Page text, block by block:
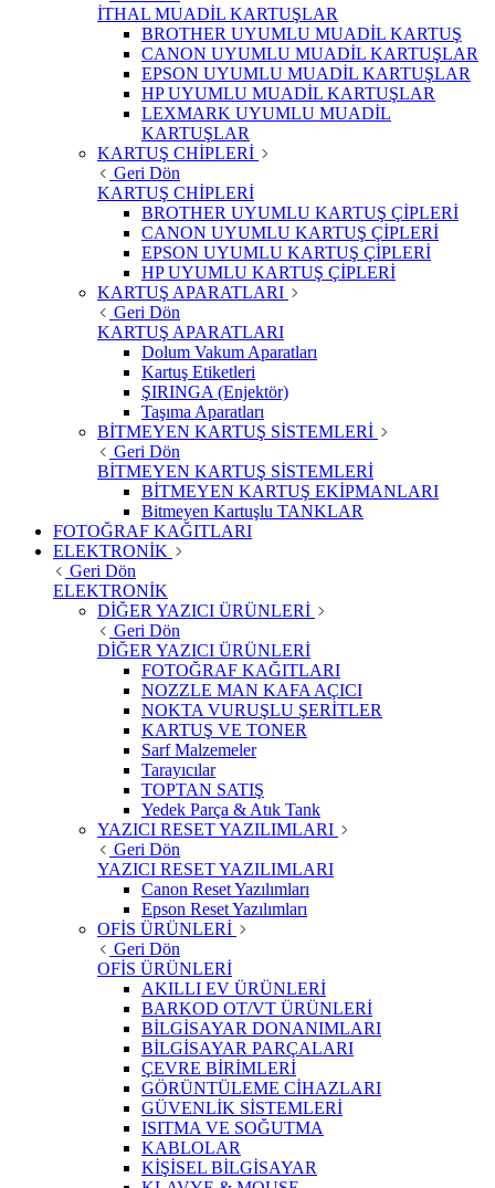
İTHAL MUADİL KARTUŞLAR
BROTHER UYUMLU MUADİL KARTUŞ
CANON UYUMLU MUADİL KARTUŞLAR
EPSON UYUMLU MUADİL KARTUŞLAR
HP UYUMLU MUADİL KARTUŞLAR
LEXMARK UYUMLU MUADİL
KARTUŞLAR
KARTUŞ CHİPLERİ
Geri Dön
KARTUŞ CHİPLERİ
BROTHER UYUMLU KARTUŞ ÇİPLERİ
CANON UYUMLU KARTUŞ ÇİPLERİ
EPSON UYUMLU KARTUŞ ÇİPLERİ
HP UYUMLU KARTUŞ ÇİPLERİ
KARTUŞ APARATLARI
Geri Dön
KARTUŞ APARATLARI
Dolum Vakum Aparatları
Kartuş Etiketleri
ŞIRINGA (Enjektör)
Taşıma Aparatları
BİTMEYEN KARTUŞ SİSTEMLERİ
Geri Dön
BİTMEYEN KARTUŞ SİSTEMLERİ
BİTMEYEN KARTUŞ EKİPMANLARI
Bitmeyen Kartuşlu TANKLAR
FOTOĞRAF KAĞITLARI
ELEKTRONİK
Geri Dön
ELEKTRONİK
DİĞER YAZICI ÜRÜNLERİ
Geri Dön
DİĞER YAZICI ÜRÜNLERİ
FOTOĞRAF KAĞITLARI
NOZZLE MAN KAFA AÇICI
NOKTA VURUŞLU ŞERİTLER
KARTUŞ VE TONER
Sarf Malzemeler
Tarayıcılar
TOPTAN SATIŞ
Yedek Parça & Atık Tank
YAZICI RESET YAZILIMLARI
Geri Dön
YAZICI RESET YAZILIMLARI
Canon Reset Yazılımları
Epson Reset Yazılımları
OFİS ÜRÜNLERİ
Geri Dön
OFİS ÜRÜNLERİ
AKILLI EV ÜRÜNLERİ
BARKOD OT/VT ÜRÜNLERİ
BİLGİSAYAR DONANIMLARI
BİLGİSAYAR PARÇALARI
ÇEVRE BİRİMLERİ
GÖRÜNTÜLEME CİHAZLARI
GÜVENLİK SİSTEMLERİ
ISITMA VE SOĞUTMA
KABLOLAR
KİŞİSEL BİLGİSAYAR